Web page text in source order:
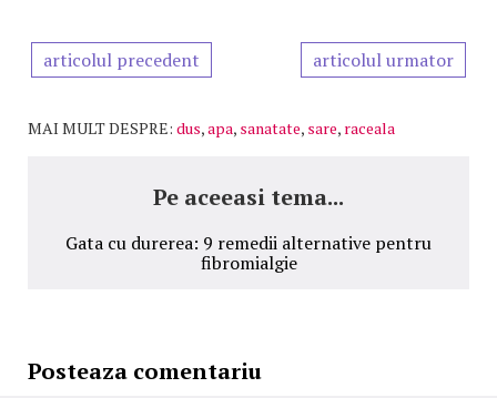
articolul precedent articolul urmator
MAI MULT DESPRE: dus,apa, sanatate, sare, raceala
Pe aceeasi tema...
Gata cu durerea: 9 remedii alternative pentru
fibromialgie
Posteaza comentariu